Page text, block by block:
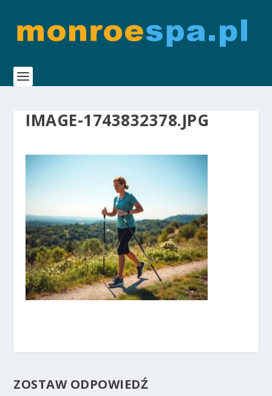
IMAGE-1743832378.JPG
ZOSTAW ODPOWIEDŹ